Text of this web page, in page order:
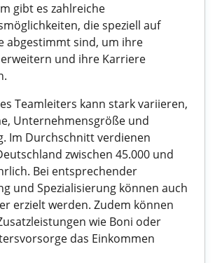
gibt es zahlreiche
die speziell auf
abgestimmt sind, um ihre
erweitern und ihre Karriere
Teamleiters kann stark variieren,
Unternehmensgröße und
Im Durchschnitt verdienen
zwischen 45.000 und
Bei entsprechender
und Spezialisierung können auch
erzielt werden. Zudem können
wie Boni oder
das Einkommen